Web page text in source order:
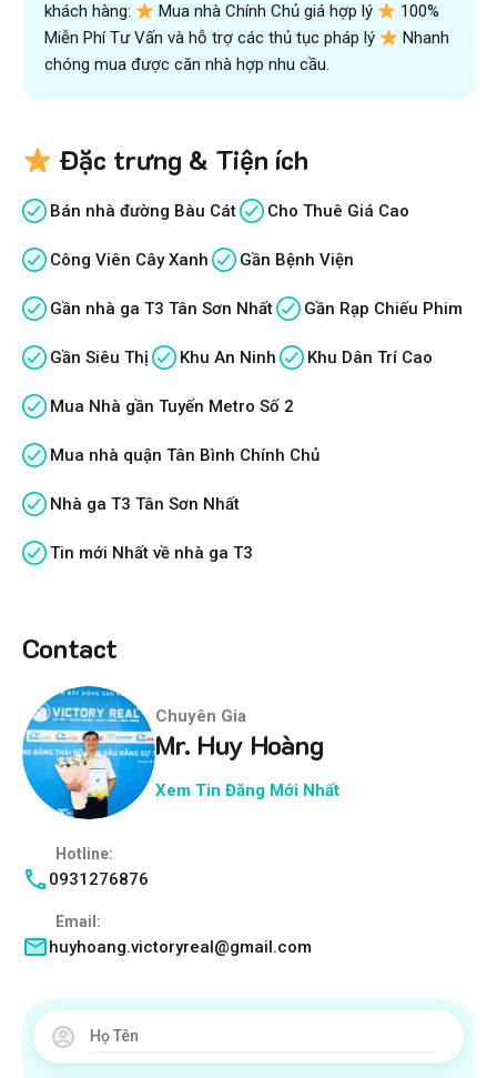
khách hàng:
Mua nhà Chính Chủ giá hợp lý
100%
Miễn Phí Tư Vấn và hỗ trợ các thủ tục pháp lý
Nhanh
chóng mua được căn nhà hợp nhu cầu.
Đặc trưng & Tiện ích
Bán nhà đường Bàu Cát Cho Thuê Giá Cao
Công Viên Cây Xanh Gần Bệnh Viện
Gần nhà ga T3 Tân Sơn Nhất Gần Rạp Chiếu Phim
Gần Siêu Thị Khu An Ninh Khu Dân Trí Cao
Mua Nhà gần Tuyến Metro Số 2
Mua nhà quận Tân Bình Chính Chủ
Nhà ga T3 Tân Sơn Nhất
Tin mới Nhất về nhà ga T3
Contact
Chuyên Gia
Mr. Huy Hoàng
Xem Tin Đăng Mới Nhất
Hotline:
0931276876
Email:
huyhoang.victoryreal@gmail.com